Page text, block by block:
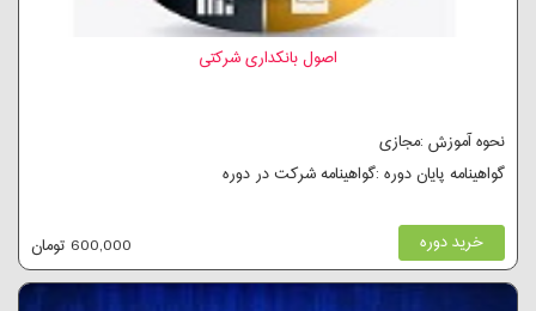
اصول بانکداری شرکتی
نحوه آموزش :مجازی
گواهینامه پایان دوره :گواهینامه شرکت در دوره
خرید دوره 600,000 تومان